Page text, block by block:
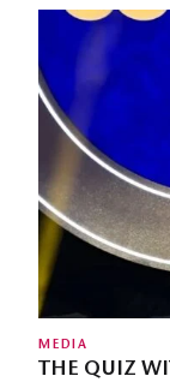
MEDIA
THE QUIZ